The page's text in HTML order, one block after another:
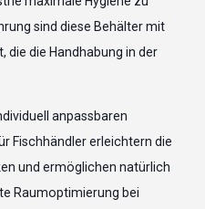
sind diese Behälter mit
die die Handhabung in der
anpassbaren
Fischhändler erleichtern die
und ermöglichen natürlich
Raumoptimierung bei